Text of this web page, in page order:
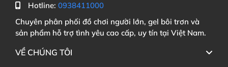
Hotline: 0938411000
Chuyên phân phối đồ chơi người lớn, gel bôi trơn và
sản phẩm hỗ trợ tình yêu cao cấp, uy tín tại Việt Nam.
VỀ CHÚNG TÔI